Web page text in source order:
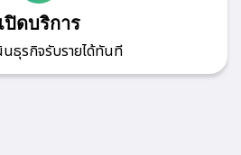
เปิดบริการ
นธุรกิจรับรายได้ทันที